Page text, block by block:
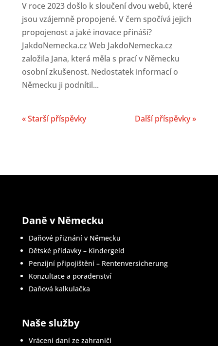
V roce 2023 došlo k sloučení dvou webů, které
jsou vzájemně propojené. V čem spočívá jejich
propojenost a jaké inovace přináší?
JakdoNemecka.cz Web JakdoNemecka.cz
založila Jana, která měla s prací v Německu
osobní zkušenost. Nedostatek informací o
Německu ji podnítil...
« Starší příspěvky Další příspěvky »
Daně v Německu
Daňové přiznání v Německu
Dětské přídavky – Kindergeld
Penzijní připojištění – Rentenversicherung
Konzultace a poradenství
Daňová kalkulačka
Naše služby
Vrácení daní ze zahraničí